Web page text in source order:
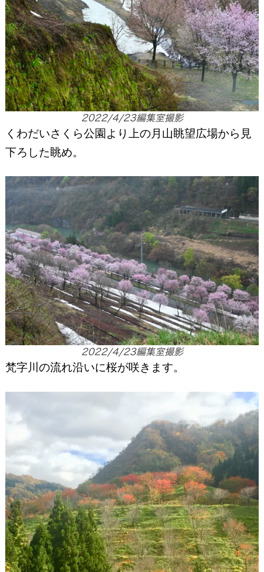
2022/4/23編集室撮影
くわだいさくら公園より上の月山眺望広場から見
下ろした眺め。
2022/4/23編集室撮影
梵字川の流れ沿いに桜が咲きます。